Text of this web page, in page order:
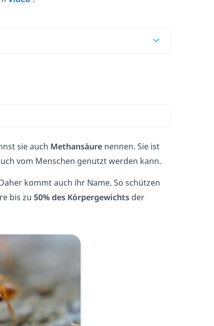
sie auch Methansäure nennen. Sie ist
vom Menschen genutzt werden kann.
kommt auch ihr Name. So schützen
bis zu 50% des Körpergewichts der